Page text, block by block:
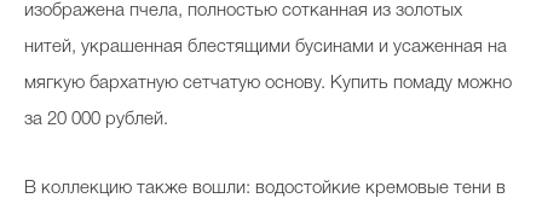
изображена пчела, полностью сотканная из золотых
нитей, украшенная блестящими бусинами и усаженная на
мягкую бархатную сетчатую основу. Купить помаду можно
за 20 000 рублей.
В коллекцию также вошли: водостойкие кремовые тени в